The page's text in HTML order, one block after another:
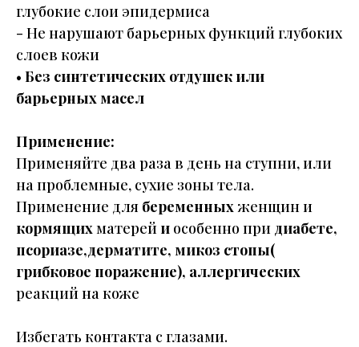
глубокие слои эпидермиса
- Не нарушают барьерных функций глубоких
слоев кожи
• Без синтетических отдушек или
барьерных масел
Применение:
Применяйте два раза в день на ступни, или
на проблемные, сухие зоны тела.
Применение для беременныхженщин и
кормящихматерей и особенно при диабете,
псориазе,дерматите, микоз стопы(
грибковое поражение), аллергических
реакций на коже
Избегать контакта с глазами.